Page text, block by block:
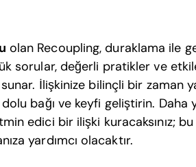
olan Recoupling, duraklama ile
sorular, değerli pratikler ve
İlişkinize bilinçli bir zaman
dolu bağı ve keyfi geliştirin.
edici bir ilişki kuracaksınız;
yardımcı olacaktır.